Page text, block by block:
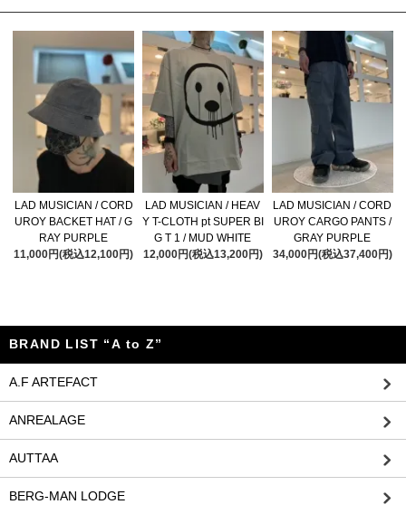
LAD MUSICIAN / CORD
UROY BACKET HAT / G
RAY PURPLE
11,000円(税込12,100円)
LAD MUSICIAN / HEAV
Y T-CLOTH pt SUPER BI
G T 1 / MUD WHITE
12,000円(税込13,200円)
LAD MUSICIAN / CORD
UROY CARGO PANTS /
GRAY PURPLE
34,000円(税込37,400円)
BRAND LIST “A to Z”
A.F ARTEFACT
ANREALAGE
AUTTAA
BERG-MAN LODGE